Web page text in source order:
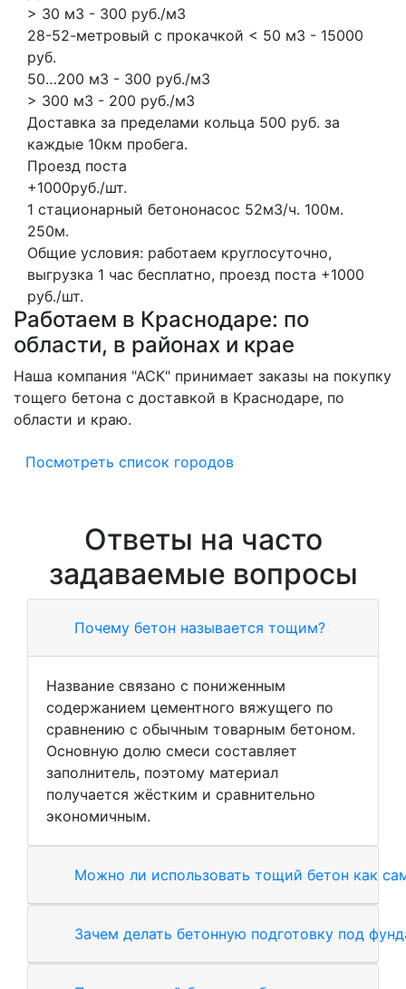
> 30 м3 - 300 руб./м3
28-52-метровый с прокачкой < 50 м3 - 15000
руб.
50…200 м3 - 300 руб./м3
> 300 м3 - 200 руб./м3
Доставка за пределами кольца 500 руб. за
каждые 10км пробега.
Проезд поста
+1000руб./шт.
1 стационарный бетононасос 52м3/ч. 100м.
250м.
Общие условия: работаем круглосуточно,
выгрузка 1 час бесплатно, проезд поста +1000
руб./шт.
Работаем в Краснодаре: по
области, в районах и крае
Наша компания "АСК" принимает заказы на покупку
тощего бетона с доставкой в Краснодаре, по
области и краю.
Посмотреть список городов
Ответы на часто
задаваемые вопросы
Почему бетон называется тощим?
Название связано с пониженным
содержанием цементного вяжущего по
сравнению с обычным товарным бетоном.
Основную долю смеси составляет
заполнитель, поэтому материал
получается жёстким и сравнительно
экономичным.
Можно ли использовать тощий бетон как
Зачем делать бетонную подготовку под